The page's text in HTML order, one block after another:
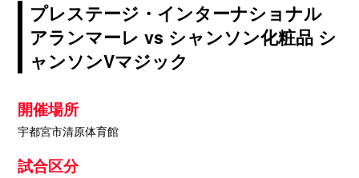
プレステージ・インターナショナル
アランマーレ vs シャンソン化粧品 シ
ャンソンVマジック
開催場所
宇都宮市清原体育館
試合区分